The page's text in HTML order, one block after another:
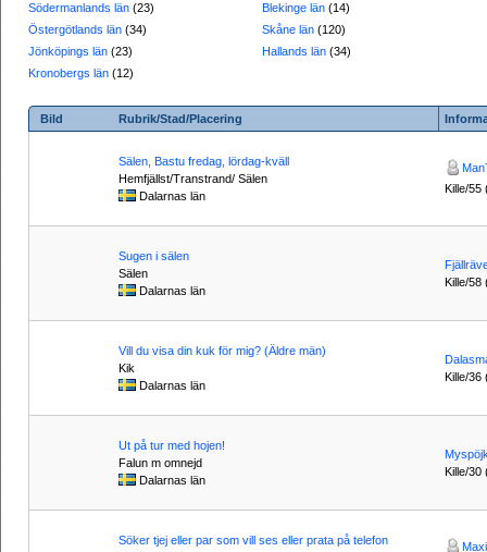
Södermanlands län (23)
Östergötlands län (34)
Jönköpings län (23)
Kronobergs län (12)
Blekinge län (14)
Skåne län (120)
Hallands län (34)
Bild Rubrik/Stad/Placering
Sälen, Bastu fredag, lördag-kväll
Hemfjällst/Transtrand/ Sälen
Dalarnas län
Kille/55
Sugen i sälen
Sälen
Dalarnas län
Kille/58
Vill du visa din kuk för mig? (Äldre män)
Kik
Dalarnas län
Kille/36
Ut på tur med hojen!
Falun m omnejd
Dalarnas län
Kille/30
Söker tjej eller par som vill ses eller prata på telefon